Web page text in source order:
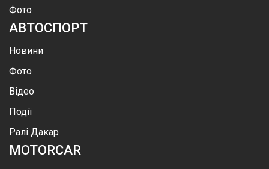
Фото
АВТОСПОРТ
Новини
Фото
Відео
Події
Ралі Дакар
MOTORCAR